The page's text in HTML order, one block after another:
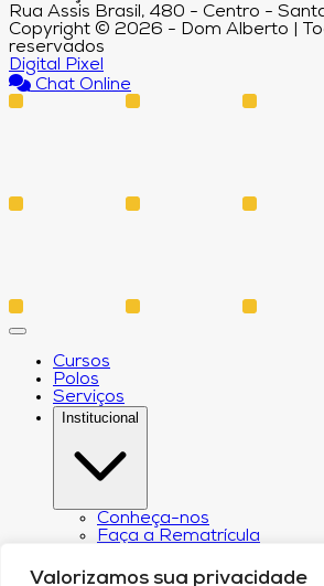
Valorizamos sua privacidade
Rua Assis Brasil, 480 - Centro -
Copyright © 2026 - Dom Alberto |
reservados
Digital Pixel
Chat Online
Cursos
Polos
Serviços
Institucional
Conheça-nos
Faça a Rematrícula
Estatuto e Regimento